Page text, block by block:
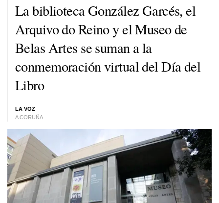
La biblioteca González Garcés, el
Arquivo do Reino y el Museo de
Belas Artes se suman a la
conmemoración virtual del Día del
Libro
LA VOZ
A CORUÑA